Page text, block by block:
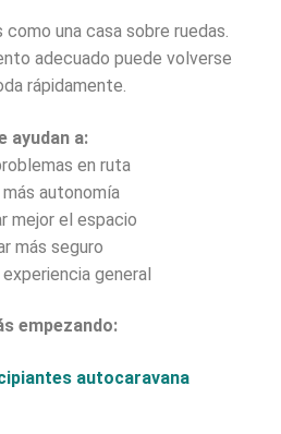
como una casa sobre ruedas.
adecuado puede volverse
rápidamente.
ayudan a:
en ruta
autonomía
mejor el espacio
más seguro
general
empezando:
autocaravana